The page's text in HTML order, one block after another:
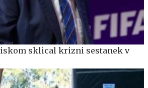
sklical krizni sestanek v